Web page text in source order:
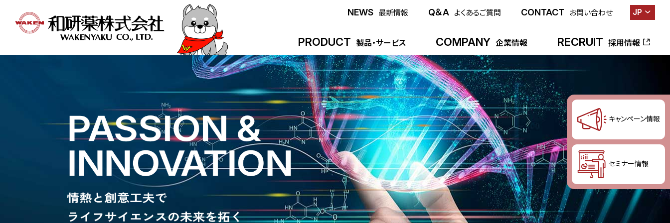
NEWS 最新情報 Q＆A よくあるご質問 CONTACT お問い合わせ JP
PRODUCT 製品・サービス COMPANY 企業情報 RECRUIT 採用情報
キャンペーン情報
セミナー情報